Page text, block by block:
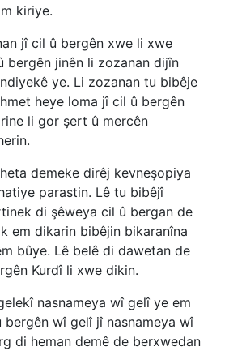
kiriye.
jî cil û bergên xwe li xwe
bergên jinên li zozanan dijîn
ye. Li zozanan tu bibêje
heye loma jî cil û bergên
li gor şert û mercên
demeke dirêj kevneşopiya
parastin. Lê tu bibêjî
di şêweya cil û bergan de
em dikarin bibêjin bikaranîna
bûye. Lê belê di dawetan de
Kurdî li xwe dikin.
nasnameya wî gelî ye em
wî gelî jî nasnameya wî
di heman demê de berxwedan